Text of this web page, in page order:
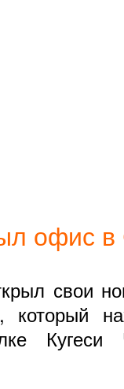
офис в
свои
который
Кугеси